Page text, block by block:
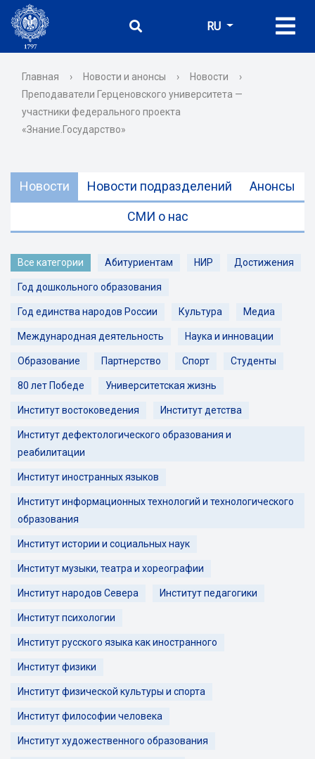
RU
Главная › Новости и анонсы › Новости
›
Преподаватели Герценовского университета —
участники федерального проекта
«Знание.Государство»
Новости Новости подразделений Анонсы
СМИ о нас
Все категории Абитуриентам НИР Достижения
Год дошкольного образования
Год единства народов России Культура Медиа
Международная деятельность Наука и инновации
Образование Партнерство Спорт Студенты
80 лет Победе Университетская жизнь
Институт востоковедения Институт детства
Институт дефектологического образования и
реабилитации
Институт иностранных языков
Институт информационных технологий и технологического
образования
Институт истории и социальных наук
Институт музыки, театра и хореографии
Институт народов Севера Институт педагогики
Институт психологии
Институт русского языка как иностранного
Институт физики
Институт физической культуры и спорта
Институт философии человека
Институт художественного образования